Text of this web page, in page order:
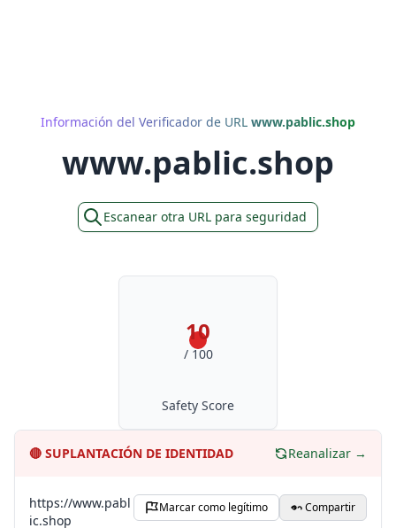
Información del Verificador de URL www.pablic.shop
www.pablic.shop
Escanear otra URL para seguridad
10
/ 100
Safety Score
🔴 SUPLANTACIÓN DE IDENTIDAD Reanalizar →
https://www.pabl
ic.shop
Marcar como legítimo Compartir